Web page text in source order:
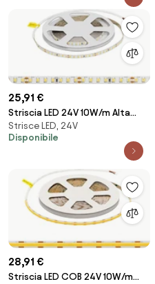
25,91 €
Striscia LED 24V 10W/m Alta
Efficienza Professionale - IP20 -
5 metri
Strisce LED, 24V
Disponibile
28,91 €
Striscia LED COB 24V 10W/m